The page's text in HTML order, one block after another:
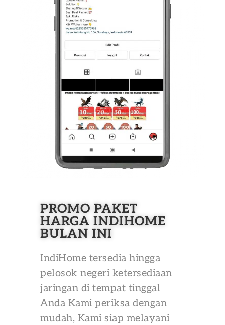
PROMO PAKET
HARGA INDIHOME
BULAN INI
IndiHome tersedia hingga
pelosok negeri ketersediaan
jaringan di tempat tinggal
Anda Kami periksa dengan
mudah, Kami siap melayani